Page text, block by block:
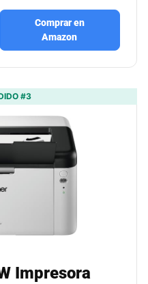
Comprar en
Amazon
#3
Impresora